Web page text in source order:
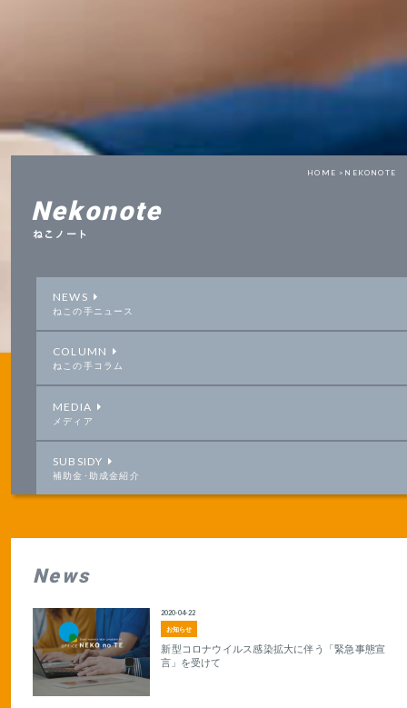
HOME > NEKONOTE
Nekonote
ねこノート
NEWS
ねこの手ニュース
COLUMN
ねこの手コラム
MEDIA
メディア
SUBSIDY
補助金･助成金紹介
News
お知らせ
2020-04-22
新型コロナウイルス感染拡大に伴う「緊急事態宣
言」を受けて